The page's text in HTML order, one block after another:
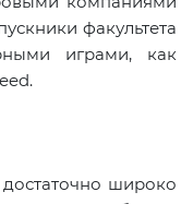
факультета
играми, как
широко